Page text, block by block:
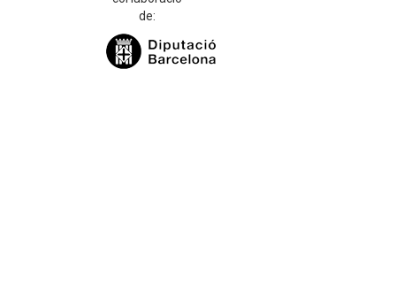
de: